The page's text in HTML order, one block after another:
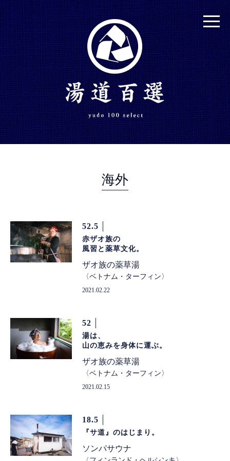
海外
52.5
赤ザオ族の
風習と薬草文化。
ザオ族の薬草湯
ベトナム・ターフィン
2021.02.22
52
湯は、
山の恵みを身体に運ぶ。
ザオ族の薬草湯
ベトナム・ターフィン
2021.02.15
18.5
『サ道』のはじまり。
ソンパサウナ